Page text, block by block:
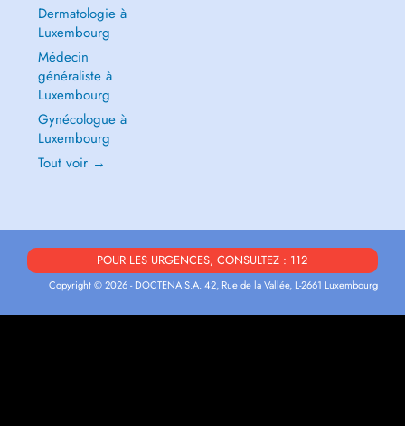
Dermatologie à
Luxembourg
Médecin
généraliste à
Luxembourg
Gynécologue à
Luxembourg
Tout voir →
POUR LES URGENCES, CONSULTEZ : 112
Copyright © 2026 - DOCTENA S.A. 42, Rue de la Vallée, L-2661 Luxembourg